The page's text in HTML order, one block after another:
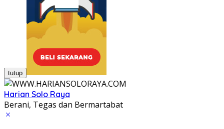
tutup
Harian Solo Raya
Berani, Tegas dan Bermartabat